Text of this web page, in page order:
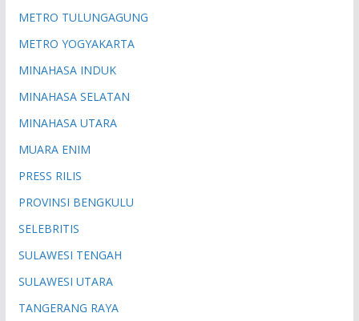
METRO TULUNGAGUNG
METRO YOGYAKARTA
MINAHASA INDUK
MINAHASA SELATAN
MINAHASA UTARA
MUARA ENIM
PRESS RILIS
PROVINSI BENGKULU
SELEBRITIS
SULAWESI TENGAH
SULAWESI UTARA
TANGERANG RAYA